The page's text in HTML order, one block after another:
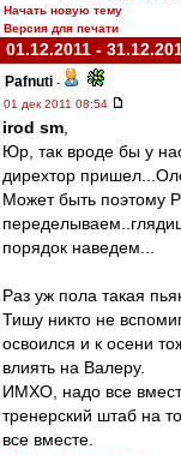
Начать новую тему
Версия для печати
01.12.2011 -
Pafnuti -
01 дек 2011 08:54
irod sm
Юр, так вроде бы у
дирехтор
Может быть поэтому
порядок наведем...
Раз уж пола такая
Тишу никто не
освоился и к осени
влиять на Валеру.
ИМХО, надо все
тренерский штаб на
все вместе.